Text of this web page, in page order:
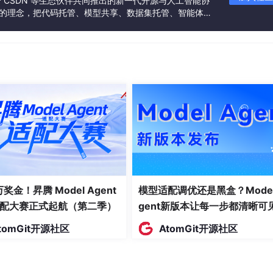
理念，把代码托管、模型共享、数据集托管、智能体开
奖金！昇腾 Model Agent
大赛正式起航（第二季）
开源社区
模型适配调优还是黑盒？
gent新版本让每一步都清晰可
AtomGit开源社区